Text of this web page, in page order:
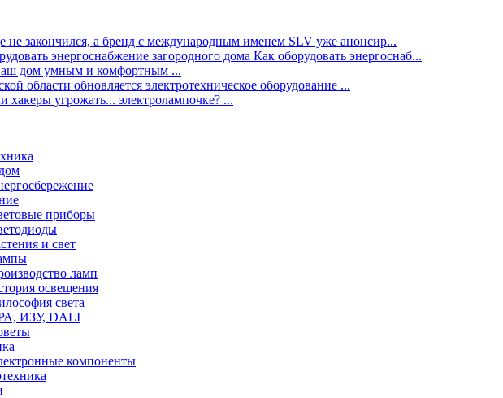
не закончился, а бренд с международным именем SLV уже анонсир...
энергоснабжение загородного дома Как оборудовать энергоснаб...
дом умным и комфортным ...
области обновляется электротехническое оборудование ...
хакеры угрожать... электролампочке? ...
приборы
и свет
ламп
освещения
света
ИЗУ, DALI
компоненты